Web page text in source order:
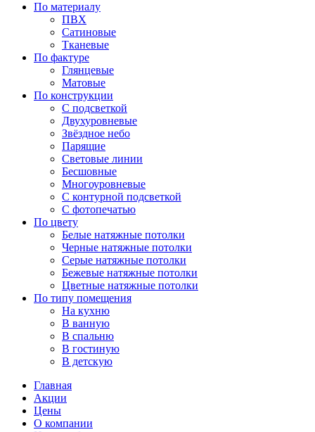
По материалу
ПВХ
Сатиновые
Тканевые
По фактуре
Глянцевые
Матовые
По конструкции
С подсветкой
Двухуровневые
Звёздное небо
Парящие
Световые линии
Бесшовные
Многоуровневые
С контурной подсветкой
С фотопечатью
По цвету
Белые натяжные потолки
Черные натяжные потолки
Серые натяжные потолки
Бежевые натяжные потолки
Цветные натяжные потолки
По типу помещения
На кухню
В ванную
В спальню
В гостиную
В детскую
Главная
Акции
Цены
О компании